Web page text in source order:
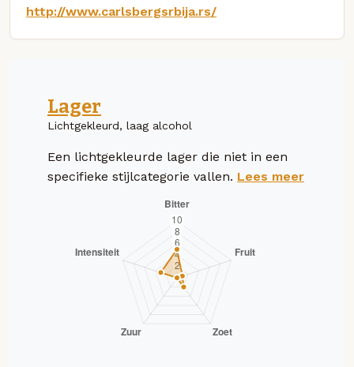
http://www.carlsbergsrbija.rs/
Lager
Lichtgekleurd, laag alcohol
Een lichtgekleurde lager die niet in een
specifieke stijlcategorie vallen. Lees meer